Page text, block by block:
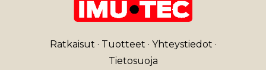
Ratkaisut · Tuotteet · Yhteystiedot ·
Tietosuoja